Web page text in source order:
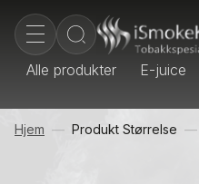
Alle produkter E-juice
Hjem Produkt Størrelse